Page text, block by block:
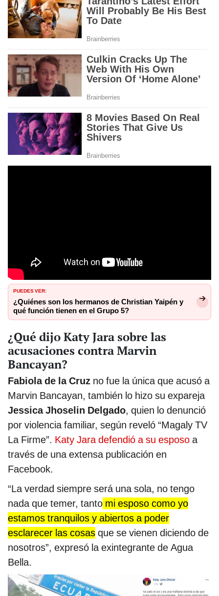
PUEDES VER:
¿Quiénes son los hermanos de Christian Yaipén y
qué función tienen en el Grupo 5?
¿Qué dijo Katy Jara sobre las
acusaciones contra Marvin
Bancayan?
Fabiola de la Cruz no fue la única que acusó a
Marvin Bancayan, también lo hizo su expareja
Jessica Jhoselin Delgado, quien lo denunció
por violencia familiar, según reveló “Magaly TV
La Firme”. Katy Jara defendió a su esposo a
través de una extensa publicación en
Facebook.
“La verdad siempre será una sola, no tengo
nada que temer, tanto mi esposo como yo
estamos tranquilos y abiertos a poder
esclarecer las cosas que se vienen diciendo de
nosotros”, expresó la exintegrante de Agua
Bella.